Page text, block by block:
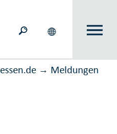
essen.de → Meldungen